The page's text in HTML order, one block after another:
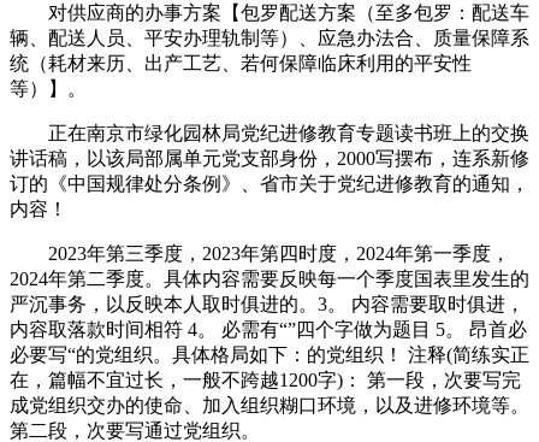
对供应商的办事方案【包罗配送方案（至多包罗：配送车
辆、配送人员、平安办理轨制等）、应急办法合、质量保障系
统（耗材来历、出产工艺、若何保障临床利用的平安性
等）】。
正在南京市绿化园林局党纪进修教育专题读书班上的交换
讲话稿，以该局部属单元党支部身份，2000写摆布，连系新修
订的《中国规律处分条例》、省市关于党纪进修教育的通知，
内容！
2023年第三季度，2023年第四时度，2024年第一季度，
2024年第二季度。具体内容需要反映每一个季度国表里发生的
严沉事务，以反映本人取时俱进的。3。 内容需要取时俱进，
内容取落款时间相符 4。 必需有“”四个字做为题目 5。 昂首必
必要写“的党组织。具体格局如下：的党组织！ 注释(简练实正
在，篇幅不宜过长，一般不跨越1200字)： 第一段，次要写完
成党组织交办的使命、加入组织糊口环境，以及进修环境等。
第二段，次要写通过党组织。